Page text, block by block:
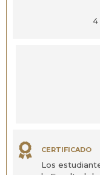
4
CERTIFICADO
Los